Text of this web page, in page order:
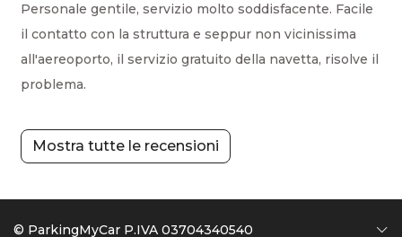
Personale gentile, servizio molto soddisfacente. Facile
il contatto con la struttura e seppur non vicinissima
all'aereoporto, il servizio gratuito della navetta, risolve il
problema.
Mostra tutte le recensioni
© ParkingMyCar P.IVA 03704340540